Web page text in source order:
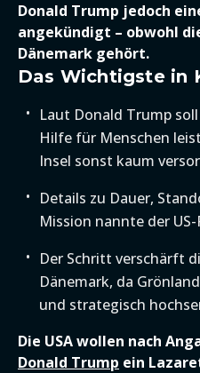
Donald Trump jedoch
angekündigt – obwohl
Dänemark gehört.
Das Wichtigste in
Laut Donald Trump
Hilfe für Menschen
Insel sonst kaum
Details zu Dauer,
Mission nannte der
Der Schritt verschärft
Dänemark, da
und strategisch
Die USA wollen nach
Donald Trump ein